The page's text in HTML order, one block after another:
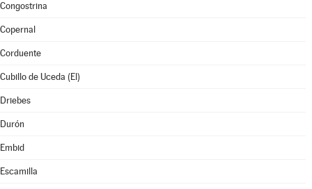
Congostrina
Copernal
Corduente
Cubillo de Uceda (El)
Driebes
Durón
Embid
Escamilla